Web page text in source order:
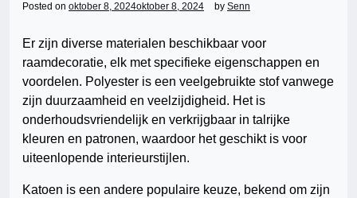
Posted on oktober 8, 2024oktober 8, 2024 by Senn
Er zijn diverse materialen beschikbaar voor
raamdecoratie, elk met specifieke eigenschappen en
voordelen. Polyester is een veelgebruikte stof vanwege
zijn duurzaamheid en veelzijdigheid. Het is
onderhoudsvriendelijk en verkrijgbaar in talrijke
kleuren en patronen, waardoor het geschikt is voor
uiteenlopende interieurstijlen.
Katoen is een andere populaire keuze, bekend om zijn